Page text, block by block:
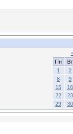
Пн
Вт
1
2
8
9
15
16
22
23
29
30